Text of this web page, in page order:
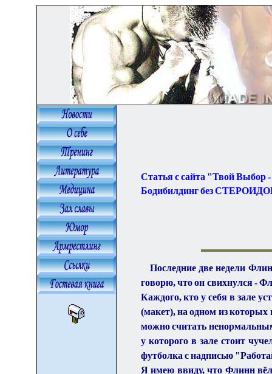
Статья с сайта "Твой Выбор -
Бодибилдинг без
Последние две недели
говорю, что он свихнулся -
Каждого, кто у себя в зале
(макет), на одном из
можно считать
у которого в зале стоит
футболка с надписью
Я имею ввиду, что Флинн вёл